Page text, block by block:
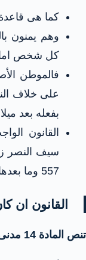
كما هى
وهم يمنون
كل شخص اما
فالموطن
على خلاف
بفعله بعد
القانون
557 وما بعدها .
القانون ان
تنص المادة 14